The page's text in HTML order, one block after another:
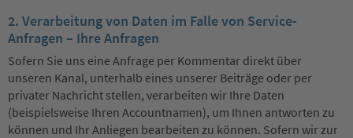
2. Verarbeitung von Daten im Falle von Service-
Anfragen – Ihre Anfragen
Sofern Sie uns eine Anfrage per Kommentar direkt über
unseren Kanal, unterhalb eines unserer Beiträge oder per
privater Nachricht stellen, verarbeiten wir Ihre Daten
(beispielsweise Ihren Accountnamen), um Ihnen antworten zu
können und Ihr Anliegen bearbeiten zu können. Sofern wir zur